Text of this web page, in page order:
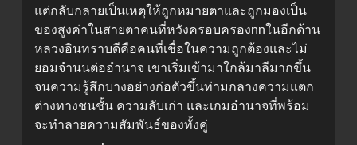
แต่กลับกลายเป็นเหตุให้ถูกหมายตาและถูกมองเป็น
ของสูงค่าในสายตาคนที่หวังครอบครองnnในอีกด้าน
หลวงอินทราบดีคือคนที่เชื่อในความถูกต้องและไม่
ยอมจำนนต่ออำนาจ เขาเริ่มเข้ามาใกล้มาลีมากขึ้น
จนความรู้สึกบางอย่างก่อตัวขึ้นท่ามกลางความแตก
ต่างทางชนชั้น ความลับเก่า และเกมอำนาจที่พร้อม
จะทำลายความสัมพันธ์ของทั้งคู่